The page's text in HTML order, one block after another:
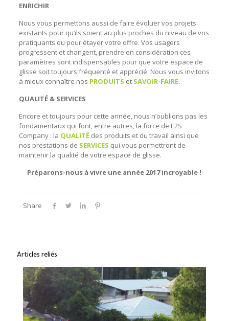
ENRICHIR
Nous vous permettons aussi de faire évoluer vos projets
existants pour qu’ils soient au plus proches du niveau de vos
pratiquants ou pour étayer votre offre. Vos usagers
progressent et changent, prendre en considération ces
paramètres sont indispensables pour que votre espace de
glisse soit toujours fréquenté et apprécié. Nous vous invitons
à mieux connaître nos PRODUITS et SAVOIR-FAIRE.
QUALITÉ & SERVICES
Encore et toujours pour cette année, nous n’oublions pas les
fondamentaux qui font, entre autres, la force de E2S
Company : la QUALITÉ des produits et du travail ainsi que
nos prestations de SERVICES qui vous permettront de
maintenir la qualité de votre espace de glisse.
Préparons-nous à vivre une année 2017 incroyable !
Share
Articles reliés